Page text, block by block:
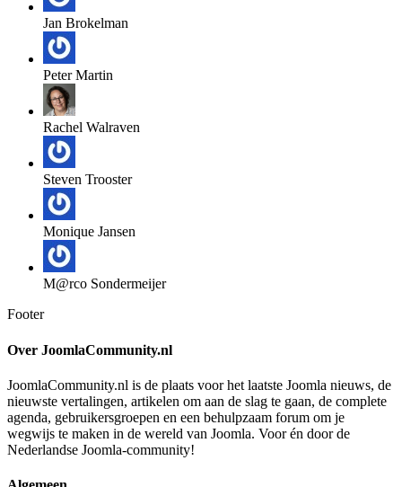
Jan Brokelman
Peter Martin
Rachel Walraven
Steven Trooster
Monique Jansen
M@rco Sondermeijer
Footer
Over JoomlaCommunity.nl
JoomlaCommunity.nl is de plaats voor het laatste Joomla nieuws, de
nieuwste vertalingen, artikelen om aan de slag te gaan, de complete
agenda, gebruikersgroepen en een behulpzaam forum om je
wegwijs te maken in de wereld van Joomla. Voor én door de
Nederlandse Joomla-community!